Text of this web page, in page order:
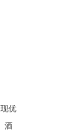
优
酒